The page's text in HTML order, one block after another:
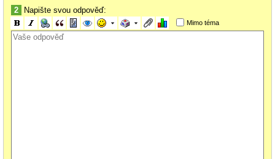
2 Napište svou odpověď:
Mimo téma